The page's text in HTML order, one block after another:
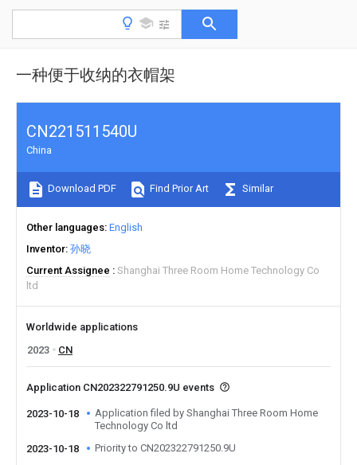
一种便于收纳的衣帽架
CN221511540U
China
Download PDF Find Prior Art Similar
Other languages English
Inventor 孙晓
Current Assignee
Shanghai Three Room Home Technology Co
ltd
Worldwide applications
2023
CN
Application CN202322791250.9U events
2023-10-18
Application filed by Shanghai Three Room Home
Technology Co ltd
2023-10-18
Priority to CN202322791250.9U